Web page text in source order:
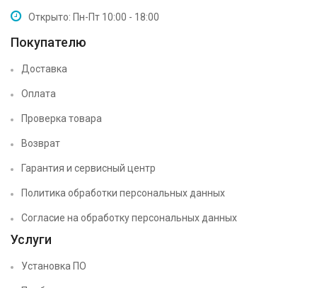
Открыто: Пн-Пт 10:00 - 18:00
Покупателю
Доставка
Оплата
Проверка товара
Возврат
Гарантия и сервисный центр
Политика обработки персональных данных
Согласие на обработку персональных данных
Услуги
Установка ПО